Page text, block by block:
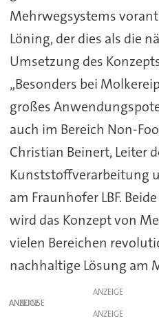
Mehrwegsystems
Löning, der dies als die
Umsetzung des
„Besonders bei
großes
auch im Bereich Non-
Christian Beinert, Leiter
Kunststoffverarbeitung
am Fraunhofer LBF.
wird das Konzept von
vielen Bereichen
nachhaltige Lösung am
ANZEIGE
ANZEIGE
ANZEIGE